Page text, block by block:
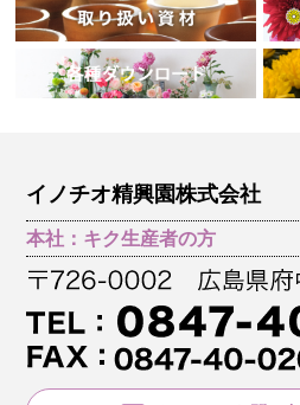
イノチオ精興園株式会社
本社：キク生産者の方